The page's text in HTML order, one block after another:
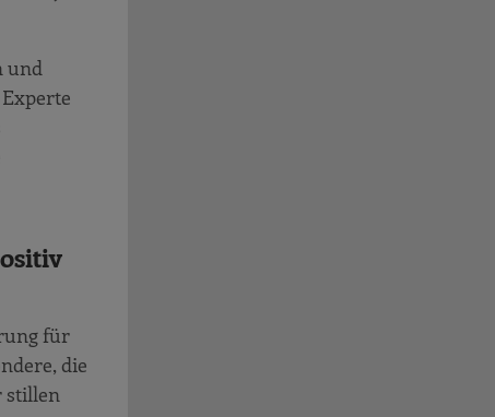
und
für
die
stillen